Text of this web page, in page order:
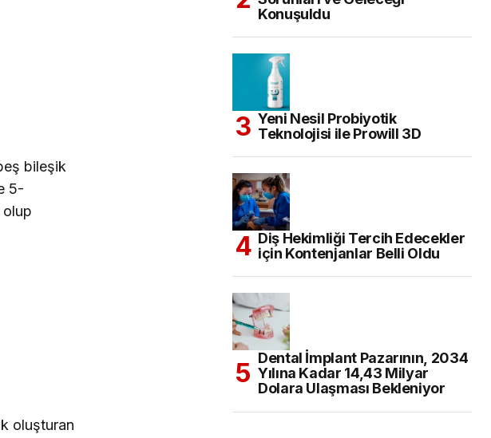
bileşik
5-
olup
oluşturan
Konuşuldu
Yeni Nesil Probiyotik
Teknolojisi ile Prowill 3D
Diş Hekimliği Tercih Edecekler
için Kontenjanlar Belli Oldu
Dental İmplant Pazarının, 2034
Yılına Kadar 14,43 Milyar
Dolara Ulaşması Bekleniyor